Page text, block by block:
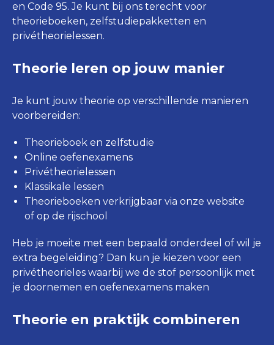
en Code 95. Je kunt bij ons terecht voor
theorieboeken, zelfstudiepakketten en
privétheorielessen.
Theorie leren op jouw manier
Je kunt jouw theorie op verschillende manieren
voorbereiden:
Theorieboek en zelfstudie
Online oefenexamens
Privétheorielessen
Klassikale lessen
Theorieboeken verkrijgbaar via onze website
of op de rijschool
Heb je moeite met een bepaald onderdeel of wil je
extra begeleiding? Dan kun je kiezen voor een
privétheorieles waarbij we de stof persoonlijk met
je doornemen en oefenexamens maken
Theorie en praktijk combineren